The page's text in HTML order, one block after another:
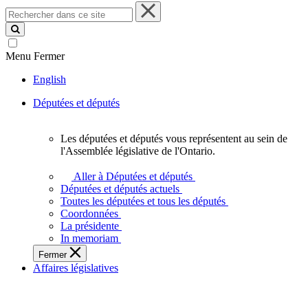
Rechercher
dans
ce
site
Menu Fermer
English
Députées et députés
députés
vous
représentent
sein
de
l'Assemblée
législative
Les députées et députés vous représentent au sein de
l'Assemblée législative de l'Ontario.
Aller à Députées et députés
Députées et députés actuels
Toutes les députées et tous les députés
Coordonnées
La présidente
In memoriam
Fermer
Affaires législatives